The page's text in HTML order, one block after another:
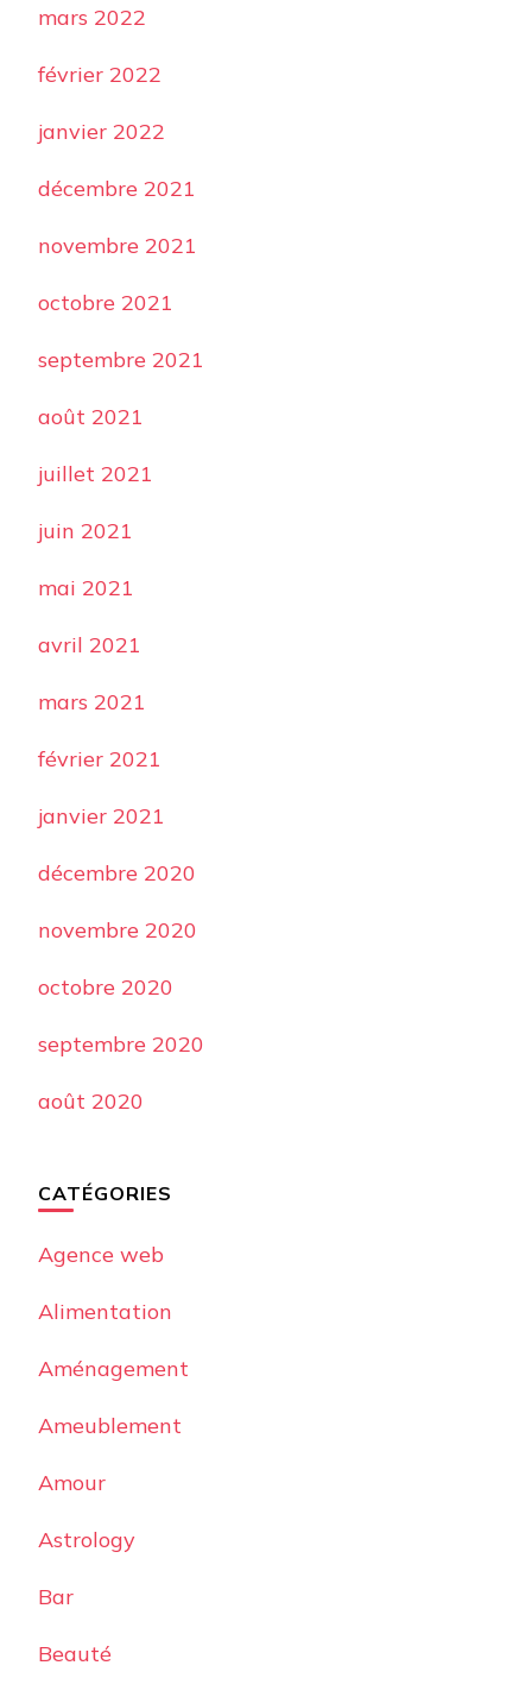
mars 2022
février 2022
janvier 2022
décembre 2021
novembre 2021
octobre 2021
septembre 2021
août 2021
juillet 2021
juin 2021
mai 2021
avril 2021
mars 2021
février 2021
janvier 2021
décembre 2020
novembre 2020
octobre 2020
septembre 2020
août 2020
CATÉGORIES
Agence web
Alimentation
Aménagement
Ameublement
Amour
Astrology
Bar
Beauté